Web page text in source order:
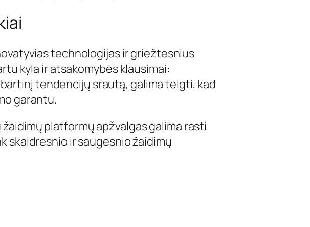
technologijas ir griežtesnius
kyla ir atsakomybės klausimai:
tendencijų srautą, galima teigti, kad
garantu.
platformų apžvalgas galima rasti
skaidresnio ir saugesnio žaidimų